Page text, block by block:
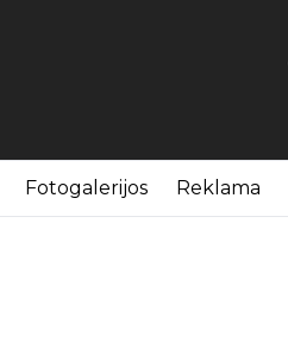
Fotogalerijos Reklama